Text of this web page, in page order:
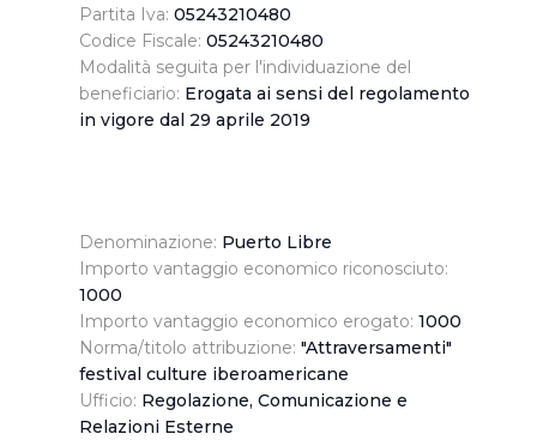
indispensabili per una corretta visualizzazione della
pagina.
Partita Iva: 05243210480
Codice Fiscale: 05243210480
Modalità seguita per l'individuazione del
beneficiario: Erogata ai sensi del regolamento
in vigore dal 29 aprile 2019
Denominazione: Puerto Libre
Importo vantaggio economico riconosciuto:
1000
Importo vantaggio economico erogato: 1000
Norma/titolo attribuzione: "Attraversamenti"
festival culture iberoamericane
Ufficio: Regolazione, Comunicazione e
Relazioni Esterne